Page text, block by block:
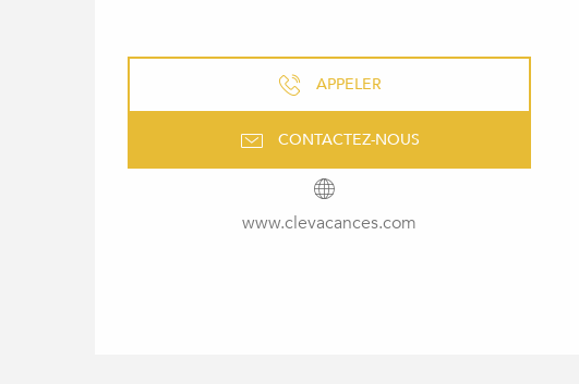
APPELER
CONTACTEZ-NOUS
www.clevacances.com